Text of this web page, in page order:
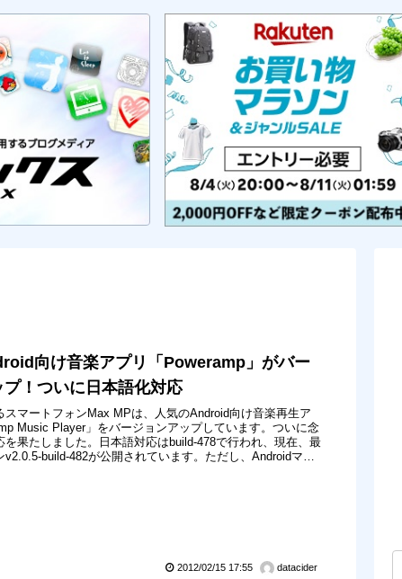
向け音楽アプリ「Poweramp」がバー
プ！ついに日本語化対応
スマートフォンMax MPは、人気のAndroid向け音楽再生ア
Music Player」をバージョンアップしています。ついに念
を果たしました。日本語対応はbuild-478で行われ、現在、最
v2.0.5-build-482が公開されています。ただし、Androidマー
2012/02/15 17:55 datacider